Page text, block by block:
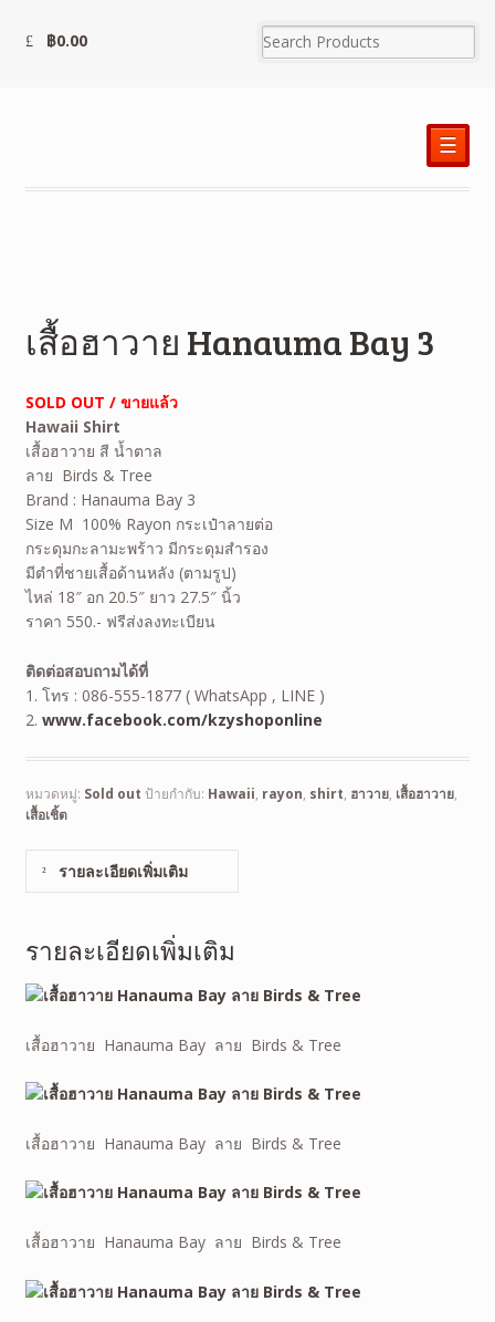
฿0.00
☰
เสื้อฮาวาย Hanauma Bay 3
SOLD OUT / ขายแล้ว
Hawaii Shirt
เสื้อฮาวาย สี น้ำตาล
ลาย Birds & Tree
Brand : Hanauma Bay 3
Size M 100% Rayon กระเป๋าลายต่อ
กระดุมกะลามะพร้าว มีกระดุมสำรอง
มีตำที่ชายเสื้อด้านหลัง (ตามรูป)
ไหล่ 18″ อก 20.5″ ยาว 27.5″ นิ้ว
ราคา 550.- ฟรีส่งลงทะเบียน
ติดต่อสอบถามได้ที่
1. โทร : 086-555-1877 ( WhatsApp , LINE )
2. www.facebook.com/kzyshoponline
หมวดหมู่: Sold out ป้ายกำกับ: Hawaii, rayon, shirt, ฮาวาย, เสื้อฮาวาย,
เสื้อเชิ้ต
รายละเอียดเพิ่มเติม
รายละเอียดเพิ่มเติม
เสื้อฮาวาย Hanauma Bay ลาย Birds & Tree
เสื้อฮาวาย Hanauma Bay ลาย Birds & Tree
เสื้อฮาวาย Hanauma Bay ลาย Birds & Tree